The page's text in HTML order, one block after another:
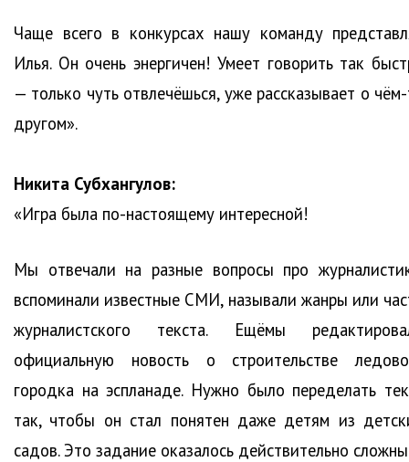
Чаще всего в конкурсах нашу команду
Илья. Он очень энергичен! Умеет говорить так
— только чуть отвлечёшься, уже рассказывает о
другом».
Никита Субхангулов:
«Игра была по-настоящему интересной!
Мы отвечали на разные вопросы про
вспоминали известные СМИ, называли жанры или
журналистского текста. Ещёмы
официальную новость о строительстве
городка на эспланаде. Нужно было переделать
так, чтобы он стал понятен даже детям из
садов. Это задание оказалось действительно